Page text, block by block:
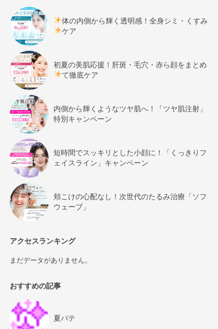
体の内側から輝く透明感！全身シミ・くすみ
ケア
初夏の美肌応援！肝斑・毛穴・赤ら顔をまとめ
て徹底ケア
内側から輝くようなツヤ肌へ！「ツヤ肌注射」
特別キャンペーン
短時間でスッキリとした小顔に！「くっきりフ
ェイスライン」キャンペーン
頬こけの心配なし！次世代のたるみ治療「ソフ
ウェーブ」
アクセスランキング
まだデータがありません。
おすすめの記事
夏バテ